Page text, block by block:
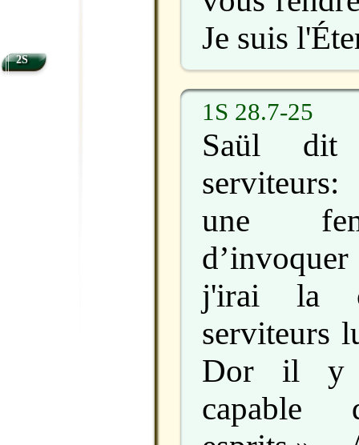
Je suis
1S 28.7-25
Saül
une
j'irai la
serviteurs
Dor il y
capable
2S